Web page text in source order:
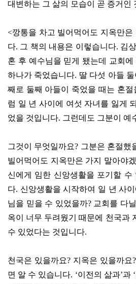
대변하는 그 삶의 모습이 곧 증거인
<깡통을 차고 빌어먹어도 지옥만은
다. 그 책의 내용은 이렇습니다. 김
혼 후 예수님을 믿게 됐는데 교회
하나가 죽었습니다. 딸 다섯 아들
째로 둘째 아들이 죽었을 때는 혼절
럼 일 년 사이에 여섯 자녀를 잃게
었을 것입니다. 그런데도 그분이 예
그것이 무엇일까요? 그분은 혼절했
빌어먹어도 지옥만은 가지 말아야
신에게 임한 신앙생활을 포기할 수
다. 신앙생활을 시작하여 일 년 사
님을 믿을 수 있었을까? 교회를 다
옥이 너무 두려웠기 때문에 천국과
수 있었다는 것입니다.
천국은 있을까요? 지옥은 있을까요?
면 알 수 있습니다. ‘이전의 삶과’과 ‘